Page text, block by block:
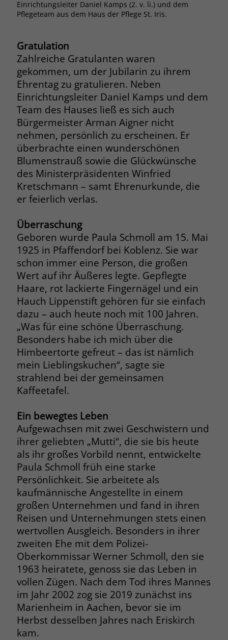
Einrichtungsleiter Daniel Kamps (2. v. li.) und dem
Pflegeteam aus dem Haus der Pflege St. Iris.
Gratulation
Zahlreiche Gratulanten waren
gekommen, um der Jubilarin zu ihrem
Ehrentag zu gratulieren. Neben
Einrichtungsleiter Daniel Kamps und dem
Team des Hauses ließ es sich auch
Bürgermeister Arman Aigner nicht
nehmen, persönlich zu erscheinen. Er
überbrachte einen wunderschönen
Blumenstrauß sowie die Glückwünsche
des Ministerpräsidenten Winfried
Kretschmann – samt Ehrenurkunde, die
er feierlich verlas.
Überraschung
Geboren wurde Paula Schmoll am 15. Mai
1925 in Pfaffendorf bei Koblenz. Sie war
schon immer eine Person, die großen
Wert auf ihr Äußeres legte. Gepflegte
Haare, rot lackierte Fingernägel und ein
Hauch Lippenstift gehören für sie einfach
dazu – auch heute noch mit 100 Jahren.
„Was für eine schöne Überraschung.
Besonders habe ich mich über die
Himbeertorte gefreut – das ist nämlich
mein Lieblingskuchen“, sagte sie
strahlend bei der gemeinsamen
Kaffeetafel.
Ein bewegtes Leben
Aufgewachsen mit zwei Geschwistern und
ihrer geliebten „Mutti“, die sie bis heute
als ihr großes Vorbild nennt, entwickelte
Paula Schmoll früh eine starke
Persönlichkeit. Sie arbeitete als
kaufmännische Angestellte in einem
großen Unternehmen und fand in ihren
Reisen und Unternehmungen stets einen
wertvollen Ausgleich. Besonders in ihrer
zweiten Ehe mit dem Polizei-
Oberkommissar Werner Schmoll, den sie
1963 heiratete, genoss sie das Leben in
vollen Zügen. Nach dem Tod ihres Mannes
im Jahr 2002 zog sie 2019 zunächst ins
Marienheim in Aachen, bevor sie im
Herbst desselben Jahres nach Eriskirch
kam.
Anbieter
Laufzeit Session
Zweck
Behält die Zustände des Benutzers bei
allen Seitenanfragen bei.
Name cookie_optin
Anbieter www.stiftung-liebenau.de
Laufzeit 1 Monat
Behält die Zustimmung des Benutzers
Name __cf_bm
Anbieter .fonts.net
Laufzeit 30 Minuten
Zweck
This cookie, set by Cloudflare, is used to
support Cloudflare Bot Management.
Name JSessionID
Anbieter jobs.stiftung-liebenau.de
Zweck
Behält die Zustände des Benutzers bei
allen Seitenanfragen bei.
Browsers und die Einstellungen
exklusiv für diese Website zu speichern.
derselben Website durchgeführt
werden, mit derselben
Benutzerkennung verknüpft werden.
Name _clsk
Anbieter www.clarity.ms
Laufzeit 1 Jahr
Zweck
Microsoft Clarity setzt dieses Cookie,
um die Seitenaufrufe eines Benutzers
zu speichern und in einer einzigen
Name _gcl_au
Anbieter Google Ads
Laufzeit 90 Tage
Zweck Enthält eine zufallsgenerierte User-ID.
Name _gcl_aw
Anbieter Google Ads
Laufzeit
Zweck
Dieses Cookie wird gesetzt, wenn ein
User über einen Klick auf eine Google
Werbeanzeige auf die Website gelangt.
Es enthält Informationen darüber,
welche Werbeanzeige geklickt wurde,
sodass erzielte Erfolge wie z.B.
Bestellungen oder Kontaktanfragen der
Anzeige zugewiesen werden können.
Name _gcl_dc
Anbieter Google Ads
Laufzeit 90 Tage
Zweck
Dieses Cookie wird gesetzt, wenn ein
User über einen Klick auf eine Google
Werbeanzeige auf die Website gelangt.
Es enthält Informationen darüber,